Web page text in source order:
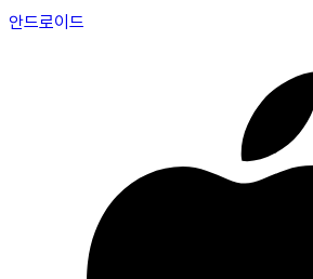
안드로이드